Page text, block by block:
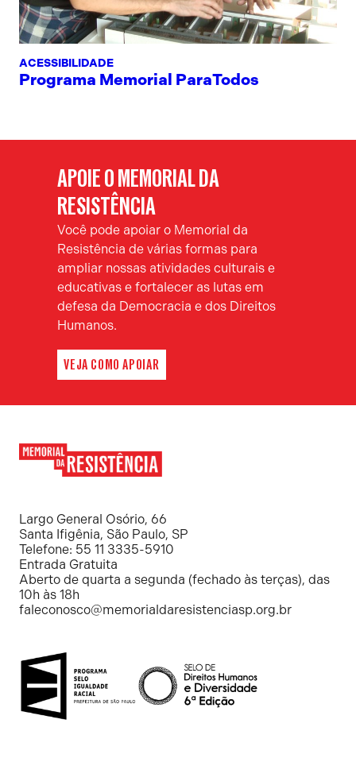
ACESSIBILIDADE
Programa Memorial ParaTodos
APOIE O MEMORIAL DA
RESISTÊNCIA
Você pode apoiar o Memorial da
Resistência de várias formas para
ampliar nossas atividades culturais e
educativas e fortalecer as lutas em
defesa da Democracia e dos Direitos
Humanos.
VEJA COMO APOIAR
Resistência
Largo General Osório, 66
Santa Ifigênia, São Paulo, SP
Telefone: 55 11 3335-5910
Entrada Gratuita
Aberto de quarta a segunda (fechado às terças), das
10h às 18h
faleconosco@memorialdaresistenciasp.org.br